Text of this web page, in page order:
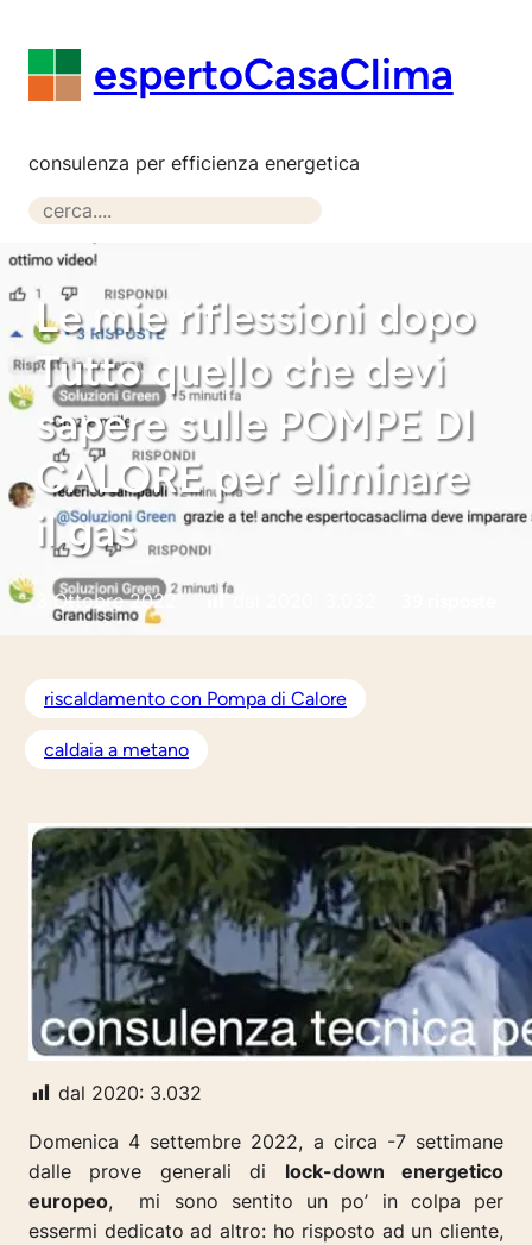
contenuto espertoCasaClima
consulenza per efficienza energetica
S
a
c
h
Le mie riflessioni dopo
Tutto quello che devi
sapere sulle POMPE DI
CALORE per eliminare
il gas
3 Ottobre 2022 dal 2020:
riscaldamento con Pompa di Calore
caldaia a metano
dal 2020: 3.032
Domenica 4 settembre 2022, a circa -7 settimane
dalle prove generali di lock-down energetico
europeo, mi sono sentito un po’ in colpa per
essermi dedicato ad altro: ho risposto ad un cliente,